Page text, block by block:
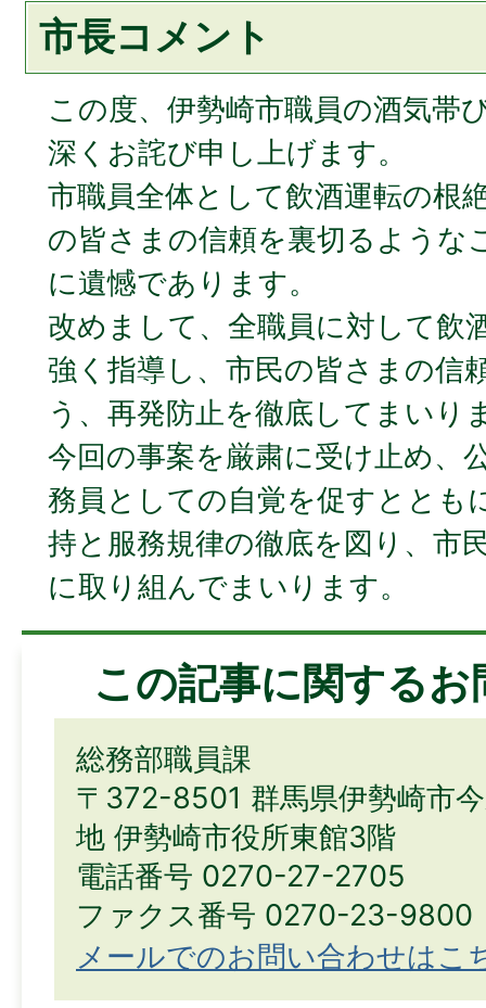
市長コメント
この度、伊勢崎市職員の酒気帯
深くお詫び申し上げます。
市職員全体として飲酒運転の根
の皆さまの信頼を裏切るような
に遺憾であります。
改めまして、全職員に対して飲
強く指導し、市民の皆さまの信
う、再発防止を徹底してまいり
今回の事案を厳粛に受け止め、
務員としての自覚を促すととも
持と服務規律の徹底を図り、市
に取り組んでまいります。
この記事に関する
総務部職員課
〒372-8501 群馬県伊勢崎市
地 伊勢崎市役所東館3階
電話番号 0270-27-2705
ファクス番号 0270-23-9800
メールでのお問い合わせはこ